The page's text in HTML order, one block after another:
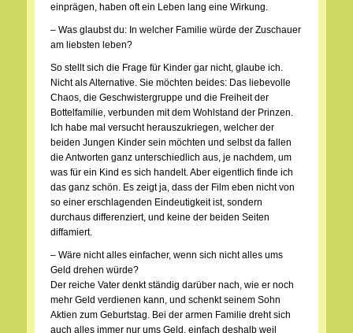
einprägen, haben oft ein Leben lang eine Wirkung.
– Was glaubst du: In welcher Familie würde der Zuschauer
am liebsten leben?
So stellt sich die Frage für Kinder gar nicht, glaube ich.
Nicht als Alternative. Sie möchten beides: Das liebevolle
Chaos, die Geschwistergruppe und die Freiheit der
Bottelfamilie, verbunden mit dem Wohlstand der Prinzen.
Ich habe mal versucht herauszukriegen, welcher der
beiden Jungen Kinder sein möchten und selbst da fallen
die Antworten ganz unterschiedlich aus, je nachdem, um
was für ein Kind es sich handelt. Aber eigentlich finde ich
das ganz schön. Es zeigt ja, dass der Film eben nicht von
so einer erschlagenden Eindeutigkeit ist, sondern
durchaus differenziert, und keine der beiden Seiten
diffamiert.
– Wäre nicht alles einfacher, wenn sich nicht alles ums
Geld drehen würde?
Der reiche Vater denkt ständig darüber nach, wie er noch
mehr Geld verdienen kann, und schenkt seinem Sohn
Aktien zum Geburtstag. Bei der armen Familie dreht sich
auch alles immer nur ums Geld, einfach deshalb weil